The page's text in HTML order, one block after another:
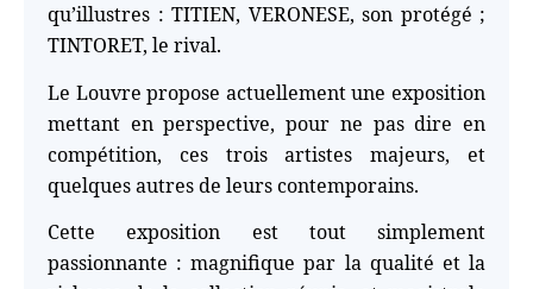
qu’illustres : TITIEN, VERONESE, son protégé ;
TINTORET, le rival.
Le Louvre propose actuellement une exposition
mettant en perspective, pour ne pas dire en
compétition, ces trois artistes majeurs, et
quelques autres de leurs contemporains.
Cette exposition est tout simplement
passionnante : magnifique par la qualité et la